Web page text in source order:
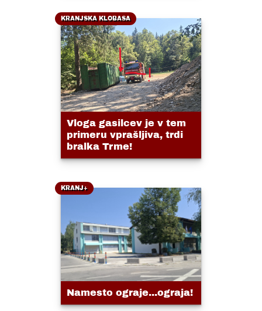
KRANJSKA KLOBASA
Vloga gasilcev je v tem
primeru vprašljiva, trdi
bralka Trme!
KRANJ+
Namesto ograje...ograja!